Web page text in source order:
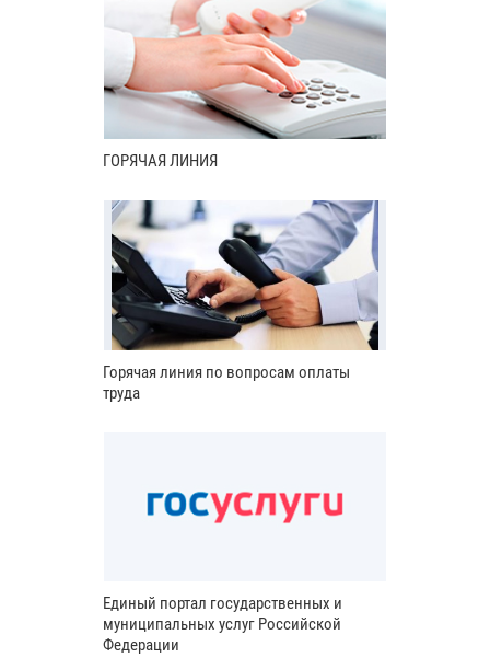
ГОРЯЧАЯ ЛИНИЯ
Горячая линия по вопросам оплаты
труда
Единый портал государственных и
муниципальных услуг Российской
Федерации